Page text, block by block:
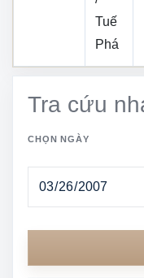
Tuế
Phá
Tra cứu
CHỌN NGÀY